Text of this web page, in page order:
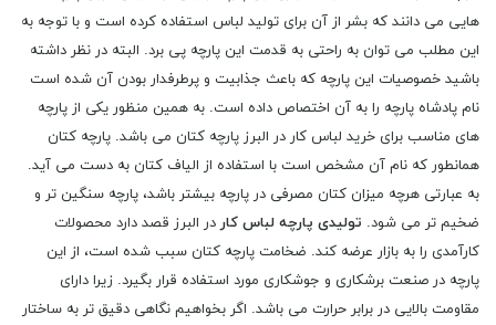
هایی می دانند که بشر از آن برای تولید لباس استفاده کرده است و با توجه به
این مطلب می توان به راحتی به قدمت این پارچه پی برد. البته در نظر داشته
باشید خصوصیات این پارچه که باعث جذابیت و پرطرفدار بودن آن شده است
نام پادشاه پارچه را به آن اختصاص داده است. به همین منظور یکی از پارچه
های مناسب برای خرید لباس کار در البرز پارچه کتان می باشد. پارچه کتان
همانطور که نام آن مشخص است با استفاده از الیاف کتان به دست می آید.
به عبارتی هرچه میزان کتان مصرفی در پارچه بیشتر باشد، پارچه سنگین تر و
ضخیم تر می شود. تولیدی پارچه لباس کار در البرز قصد دارد محصولات
کارآمدی را به بازار عرضه کند. ضخامت پارچه کتان سبب شده است، از این
پارچه در صنعت برشکاری و جوشکاری مورد استفاده قرار بگیرد. زیرا دارای
مقاومت بالایی در برابر حرارت می باشد. اگر بخواهیم نگاهی دقیق تر به ساختار